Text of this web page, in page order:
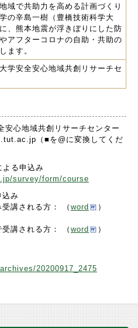
域で共助力を高める計画づくり
の辛島一樹（豊橋技術科学大
、熊本地震が浮きぼりにした防
アフターコロナの自助・共助の
ます。
学安全安心地域共創リサーチセ
安心地域共創リサーチセンター
（■を@に変換してくだ
る申込み
survey/form/course
み
される方： （ word
）
される方： （ word
）
20200917_2475